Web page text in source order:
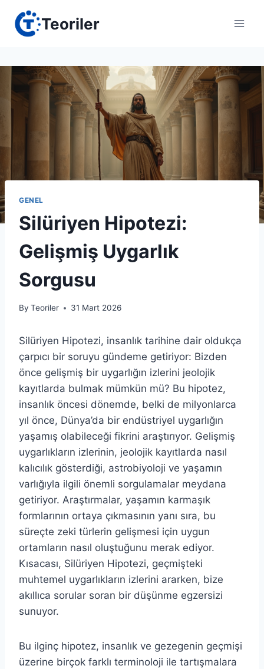
content
Teoriler
GENEL
Silüriyen Hipotezi:
Gelişmiş Uygarlık
Sorgusu
By Teoriler 31 Mart 2026
Silüriyen Hipotezi, insanlık tarihine dair oldukça
çarpıcı bir soruyu gündeme getiriyor: Bizden
önce gelişmiş bir uygarlığın izlerini jeolojik
kayıtlarda bulmak mümkün mü? Bu hipotez,
insanlık öncesi dönemde, belki de milyonlarca
yıl önce, Dünya’da bir endüstriyel uygarlığın
yaşamış olabileceği fikrini araştırıyor. Gelişmiş
uygarlıkların izlerinin, jeolojik kayıtlarda nasıl
kalıcılık gösterdiği, astrobiyoloji ve yaşamın
varlığıyla ilgili önemli sorgulamalar meydana
getiriyor. Araştırmalar, yaşamın karmaşık
formlarının ortaya çıkmasının yanı sıra, bu
süreçte zeki türlerin gelişmesi için uygun
ortamların nasıl oluştuğunu merak ediyor.
Kısacası, Silüriyen Hipotezi, geçmişteki
muhtemel uygarlıkların izlerini ararken, bize
akıllıca sorular soran bir düşünme egzersizi
sunuyor.
Bu ilginç hipotez, insanlık ve gezegenin geçmişi
üzerine birçok farklı terminoloji ile tartışmalara